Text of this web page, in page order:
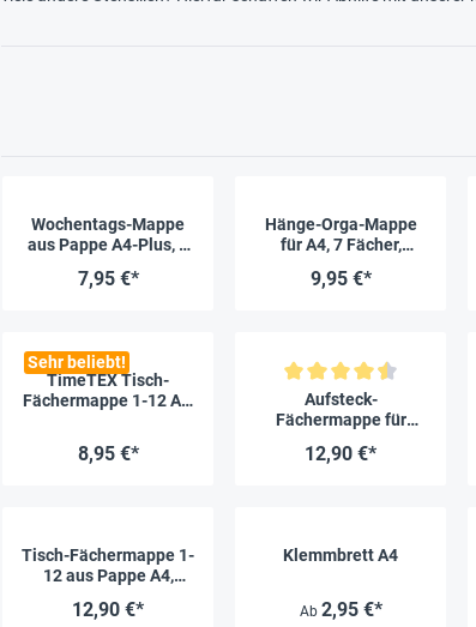
Wochentags-Mappe
aus Pappe A4-Plus, 7
Verschlussgummi
7,95 €*
Hänge-Orga-Mappe
für A4, 7 Fächer,
9,95 €*
Sehr beliebt!
TimeTEX Tisch-
Fächermappe 1-12 A4,
8,95 €*
Durchschnittliche Bewertung
Aufsteck-
Fächermappe für
12,90 €*
Tisch-Fächermappe 1-
12 aus Pappe A4,
Verschlussgummi
12,90 €*
Klemmbrett A4
Ab 2,95 €*